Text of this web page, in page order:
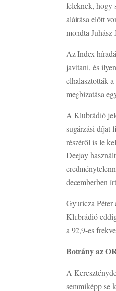
feleknek, hogy
aláírása előtt
mondta Juhász
Az Index
javítani, és
elhalasztották
megbízatása
A Klubrádió
sugárzási díjat
részéről is le
Deejay
decemberben
Gyuricza Péter
Klubrádió
a 92,9-es
Botrány az
A
semmiképp se